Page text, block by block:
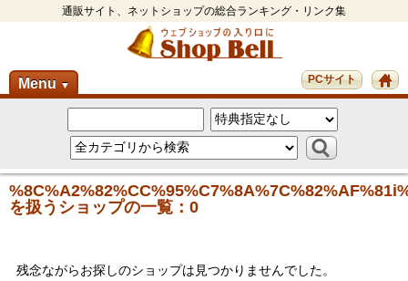
通販サイト、ネットショップの総合ランキング・リンク集
Menu ▼ PCサイト
を扱うショップの一覧：0
残念ながらお探しのショップは見つかりませんでした。